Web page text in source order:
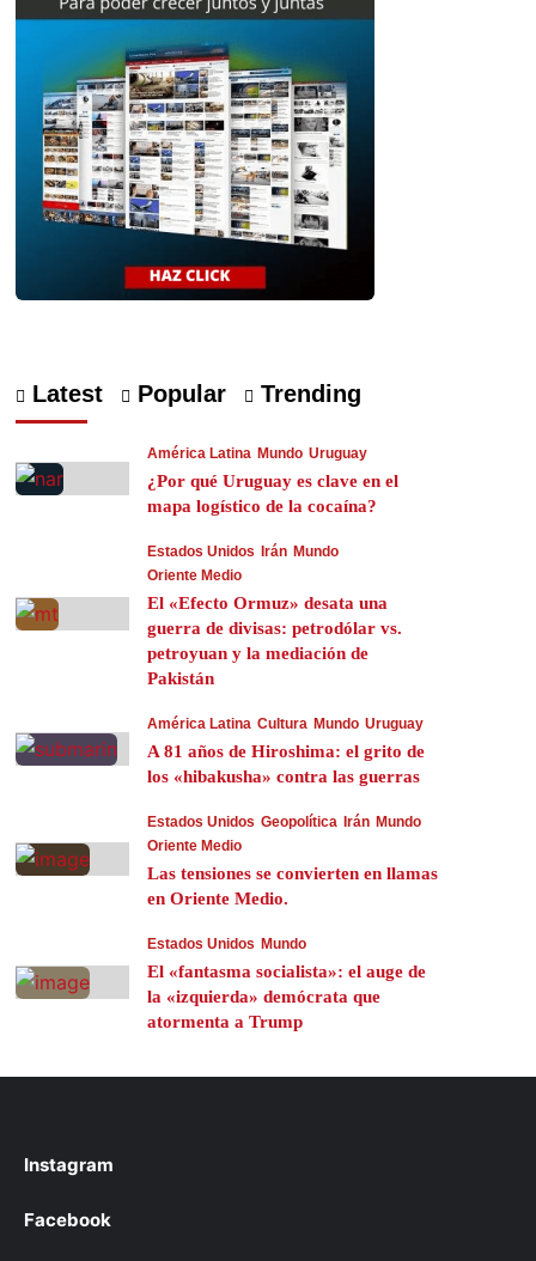
Latest Popular Trending
América Latina Mundo Uruguay
¿Por qué Uruguay es clave en el
mapa logístico de la cocaína?
Estados Unidos Irán Mundo
Oriente Medio
El «Efecto Ormuz» desata una
guerra de divisas: petrodólar vs.
petroyuan y la mediación de
Pakistán
América Latina Cultura Mundo Uruguay
A 81 años de Hiroshima: el grito de
los «hibakusha» contra las guerras
Estados Unidos Geopolítica Irán Mundo
Oriente Medio
Las tensiones se convierten en llamas
en Oriente Medio.
Estados Unidos Mundo
El «fantasma socialista»: el auge de
la «izquierda» demócrata que
atormenta a Trump
Instagram
Facebook